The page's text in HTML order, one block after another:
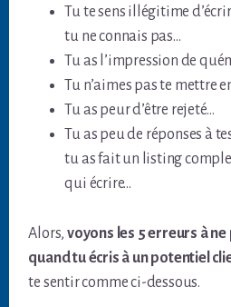
Tu te sens illégitime
tu ne connais pas…
Tu as l’impression de
Tu n’aimes pas te mettre
Tu as peur d’être rejeté…
Tu as peu de réponses à
tu as fait un listing
qui écrire…
Alors, voyons les 5 erreurs à
quand tu écris à un potentiel
te sentir comme ci-dessous.